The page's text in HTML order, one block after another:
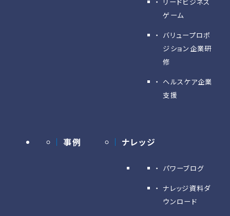
ゲーム
バリュープロポ
ジション企業研
修
ヘルスケア企業
支援
事例 ナレッジ
パワーブログ
ナレッジ資料ダ
ウンロード